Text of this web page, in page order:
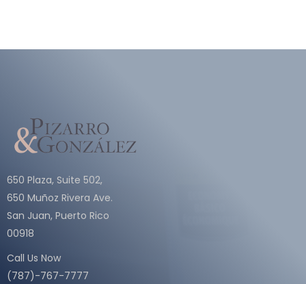
650 Plaza, Suite 502,
650 Muñoz Rivera Ave.
San Juan, Puerto Rico
00918
Call Us Now
(787)-767-7777